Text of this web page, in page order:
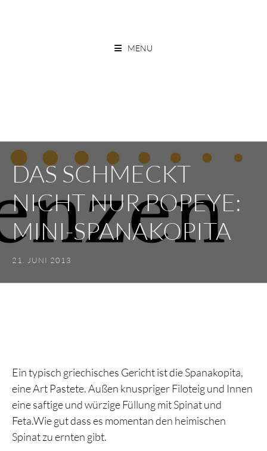
ESSEN OHNE GRENZEN
MENU
DAS SCHMECKT
NICHT NUR POPEYE:
MINI-SPANAKOPITA
21. JUNI 2013
Ein typisch griechisches Gericht ist die Spanakopita,
eine Art Pastete. Außen knuspriger Filoteig und Innen
eine saftige und würzige Füllung mit Spinat und
Feta.Wie gut dass es momentan den heimischen
Spinat zu ernten gibt.